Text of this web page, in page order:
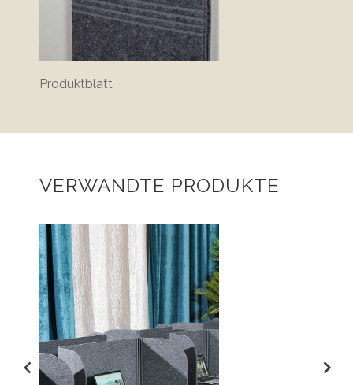
Produktblatt
VERWANDTE PRODUKTE